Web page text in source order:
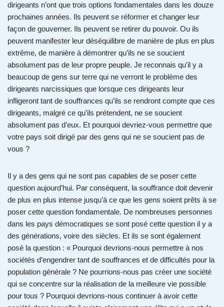
dirigeants n’ont que trois options fondamentales dans les douze
prochaines années. Ils peuvent se réformer et changer leur
façon de gouverner. Ils peuvent se retirer du pouvoir. Ou ils
peuvent manifester leur déséquilibre de manière de plus en plus
extrême, de manière à démontrer qu’ils ne se soucient
absolument pas de leur propre peuple. Je reconnais qu’il y a
beaucoup de gens sur terre qui ne verront le problème des
dirigeants narcissiques que lorsque ces dirigeants leur
infligeront tant de souffrances qu’ils se rendront compte que ces
dirigeants, malgré ce qu’ils prétendent, ne se soucient
absolument pas d’eux. Et pourquoi devriez-vous permettre que
votre pays soit dirigé par des gens qui ne se soucient pas de
vous ?
Il y a des gens qui ne sont pas capables de se poser cette
question aujourd’hui. Par conséquent, la souffrance doit devenir
de plus en plus intense jusqu’à ce que les gens soient prêts à se
poser cette question fondamentale. De nombreuses personnes
dans les pays démocratiques se sont posé cette question il y a
des générations, voire des siècles. Et ils se sont également
posé la question : « Pourquoi devrions-nous permettre à nos
sociétés d’engendrer tant de souffrances et de difficultés pour la
population générale ? Ne pourrions-nous pas créer une société
qui se concentre sur la réalisation de la meilleure vie possible
pour tous ? Pourquoi devrions-nous continuer à avoir cette